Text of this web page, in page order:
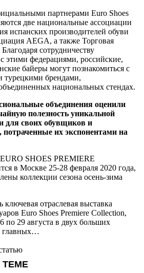
партнерами Euro Shoes
две национальные ассоциации
испанских производителей обуви
AEGA, а также Торговая
сотрудничеству
этими федерациями, российские,
байеры могут познакомиться с
брендами,
национальных стендах.
объединения оценили
полезность уникальной
для своих обувщиков и
их экспонентами на
SHOES PREMIERE
в Москве 25-28 февраля 2020 года,
коллекции сезона осень-зима
отраслевая выставка
Euro Shoes Premiere Collection,
по 29 августа в двух больших
главных…